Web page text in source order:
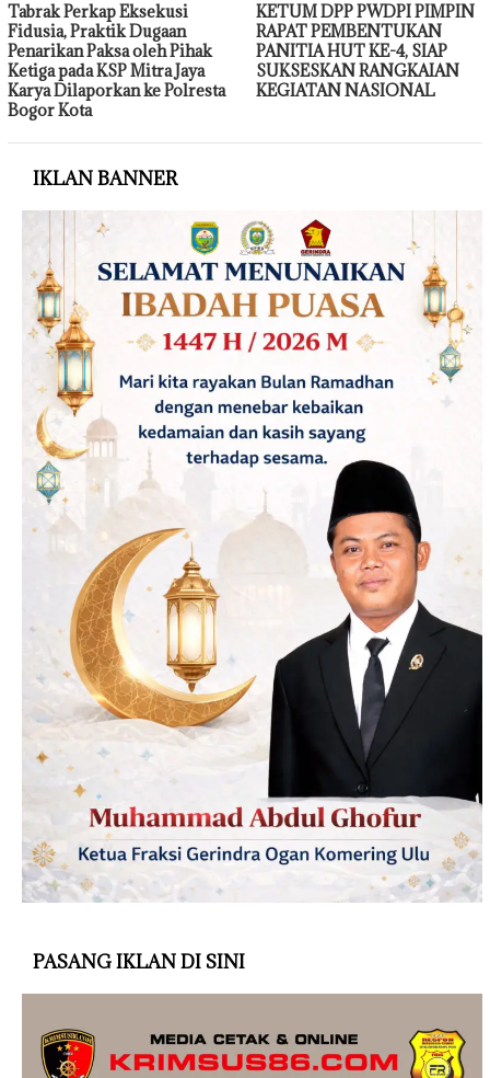
Tabrak Perkap Eksekusi
Fidusia, Praktik Dugaan
Penarikan Paksa oleh Pihak
Ketiga pada KSP Mitra Jaya
Karya Dilaporkan ke Polresta
Bogor Kota
KETUM DPP PWDPI PIMPIN
RAPAT PEMBENTUKAN
PANITIA HUT KE-4, SIAP
SUKSESKAN RANGKAIAN
KEGIATAN NASIONAL
IKLAN BANNER
PASANG IKLAN DI SINI